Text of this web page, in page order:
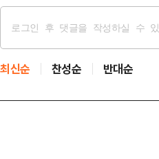
최신순 찬성순 반대순